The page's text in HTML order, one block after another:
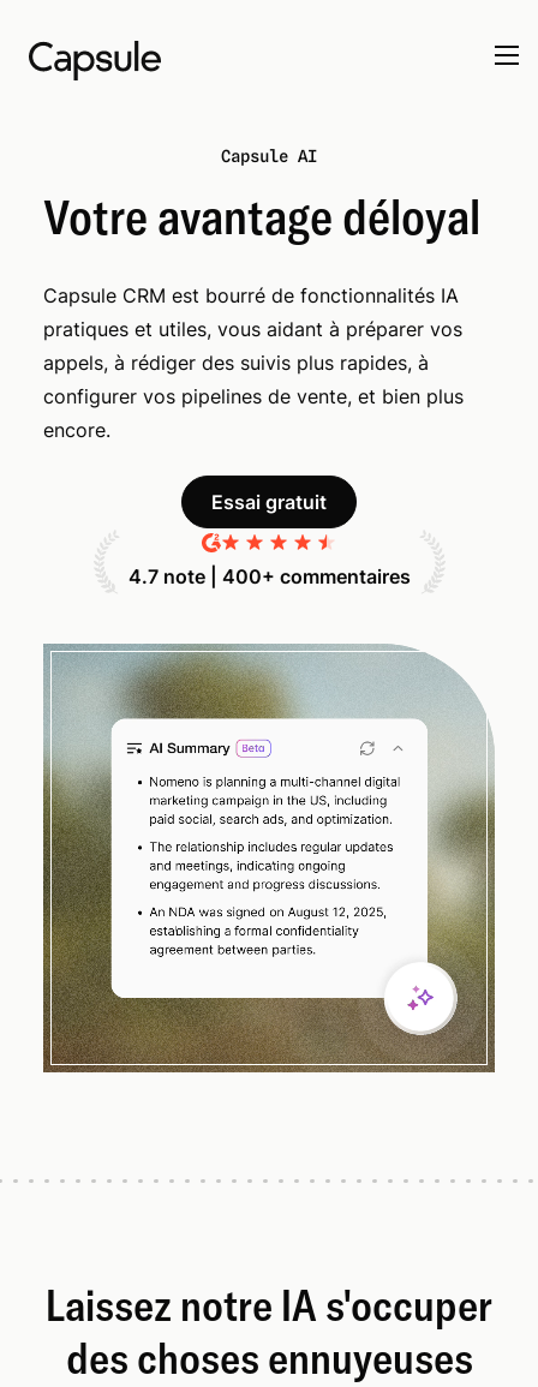
Capsule AI
Votre avantage déloyal
Capsule CRM est bourré de fonctionnalités IA
pratiques et utiles, vous aidant à préparer vos
appels, à rédiger des suivis plus rapides, à
configurer vos pipelines de vente, et bien plus
encore.
Essai gratuit
4.7 note | 400+ commentaires
Laissez notre IA s'occuper
des choses ennuyeuses